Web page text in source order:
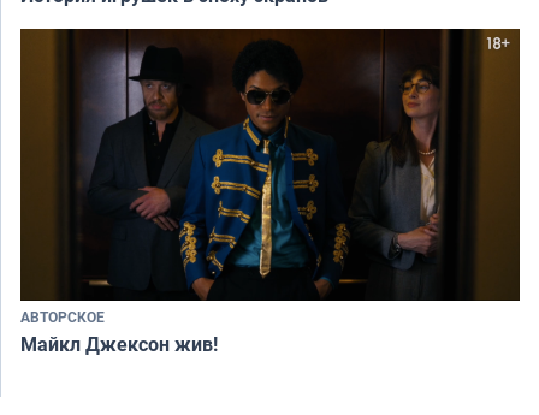
АВТОРСКОЕ
Майкл Джексон жив!